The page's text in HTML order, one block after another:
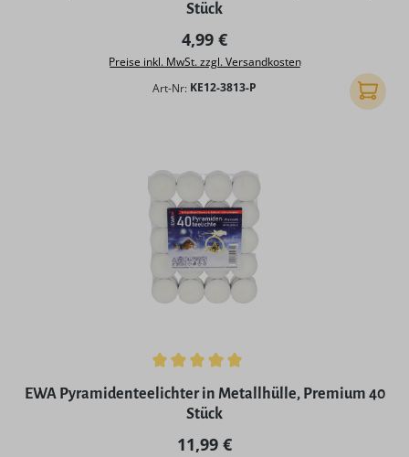
Stück
Regulärer Preis:
4,99 €
Preise inkl. MwSt. zzgl. Versandkosten
Art-Nr: KE12-3813-P In den
Durchschnittliche Bewertung von 5 von 5 Sternen
EWA Pyramidenteelichter in Metallhülle, Premium 40
Stück
Regulärer Preis:
11,99 €